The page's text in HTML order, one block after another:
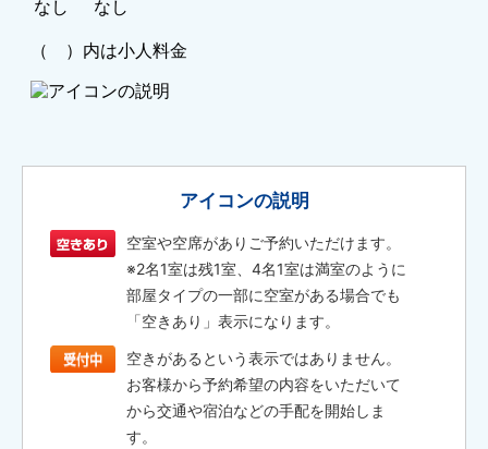
アイコンの説明
空室や空席がありご予約いただけます。
※2名1室は残1室、4名1室は満室のように
部屋タイプの一部に空室がある場合でも
「空きあり」表示になります。
空きがあるという表示ではありません。
お客様から予約希望の内容をいただいて
から交通や宿泊などの手配を開始しま
す。